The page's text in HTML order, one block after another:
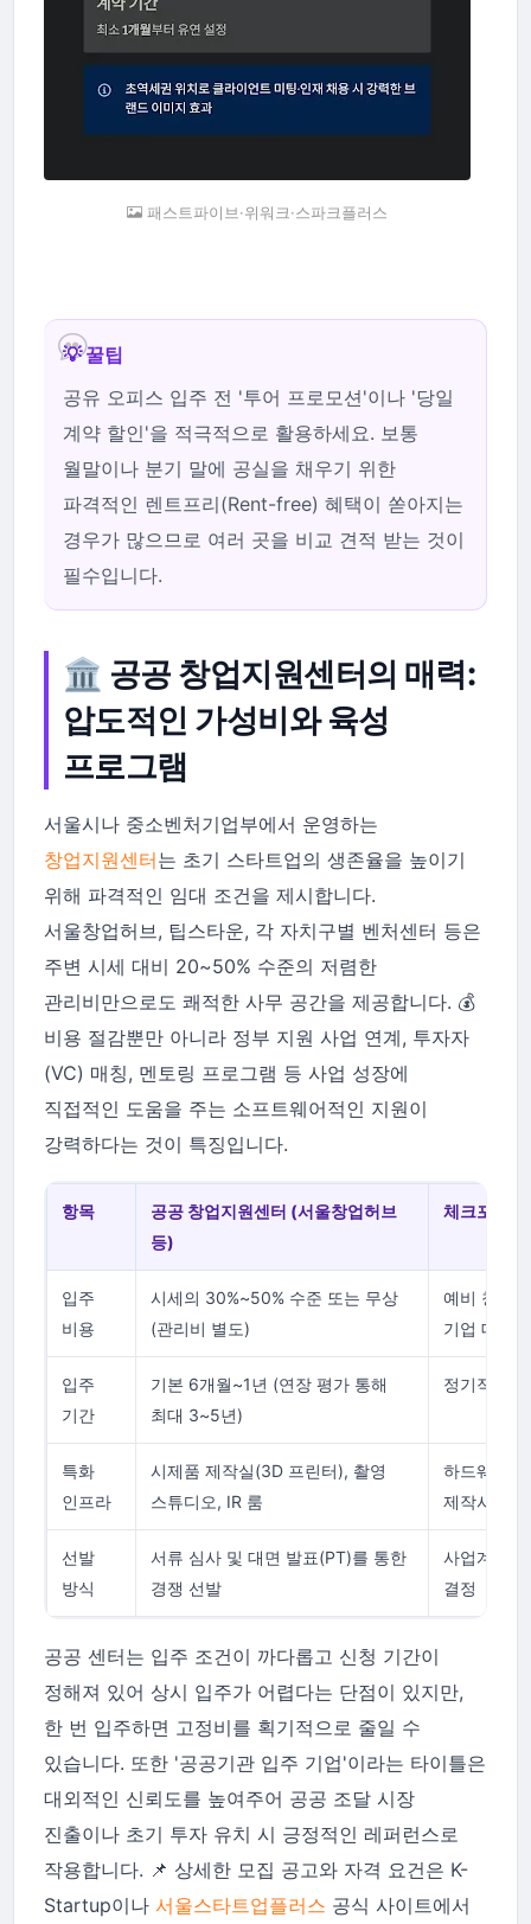
패스트파이브·위워크·스파크플러스
💡 꿀팁
공유 오피스 입주 전 '투어 프로모션'이나 '당일
계약 할인'을 적극적으로 활용하세요. 보통
월말이나 분기 말에 공실을 채우기 위한
파격적인 렌트프리(Rent-free) 혜택이 쏟아지는
경우가 많으므로 여러 곳을 비교 견적 받는 것이
필수입니다.
🏛️ 공공 창업지원센터의 매력:
압도적인 가성비와 육성
프로그램
서울시나 중소벤처기업부에서 운영하는
창업지원센터는 초기 스타트업의 생존율을 높이기
위해 파격적인 임대 조건을 제시합니다.
서울창업허브, 팁스타운, 각 자치구별 벤처센터 등은
주변 시세 대비 20~50% 수준의 저렴한
관리비만으로도 쾌적한 사무 공간을 제공합니다. 💰
비용 절감뿐만 아니라 정부 지원 사업 연계, 투자자
(VC) 매칭, 멘토링 프로그램 등 사업 성장에
직접적인 도움을 주는 소프트웨어적인 지원이
강력하다는 것이 특징입니다.
항목
공공 창업지원센터 (서울창업허브
등)
체크포인트
입주
비용
시세의 30%~50% 수준 또는 무상
(관리비 별도)
예비 창업
기업 대상
입주
기간
기본 6개월~1년 (연장 평가 통해
최대 3~5년)
정기적인
특화
인프라
시제품 제작실(3D 프린터), 촬영
스튜디오, IR 룸
하드웨어
제작사에
선발
방식
서류 심사 및 대면 발표(PT)를 통한
경쟁 선발
사업계획
결정
공공 센터는 입주 조건이 까다롭고 신청 기간이
정해져 있어 상시 입주가 어렵다는 단점이 있지만,
한 번 입주하면 고정비를 획기적으로 줄일 수
있습니다. 또한 '공공기관 입주 기업'이라는 타이틀은
대외적인 신뢰도를 높여주어 공공 조달 시장
진출이나 초기 투자 유치 시 긍정적인 레퍼런스로
작용합니다. 📌 상세한 모집 공고와 자격 요건은 K-
Startup이나 서울스타트업플러스 공식 사이트에서